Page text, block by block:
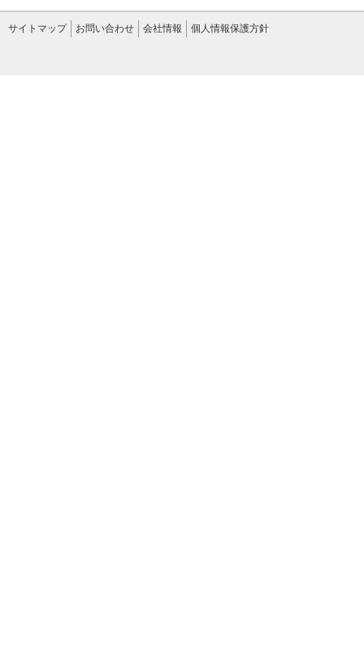
サイトマップ お問い合わせ 会社情報 個人情報保護方針